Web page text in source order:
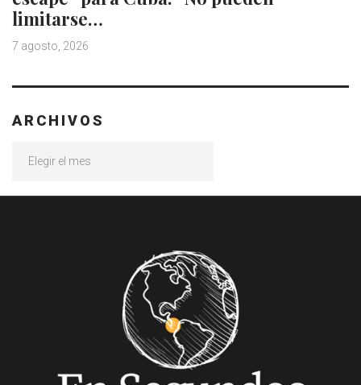
limitarse…
7 agosto, 2026
ARCHIVOS